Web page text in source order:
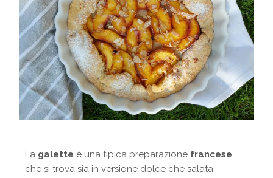
La galette è una tipica preparazione francese
che si trova sia in versione dolce che salata.